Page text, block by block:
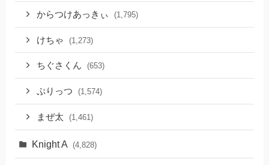
からつけあっきぃ (1,795)
けちゃ (1,273)
ちぐさくん (653)
ぷりっつ (1,574)
まぜ太 (1,461)
Knight A (4,828)